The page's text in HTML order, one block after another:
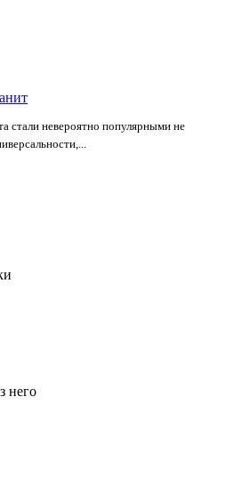
стали невероятно популярными не
него